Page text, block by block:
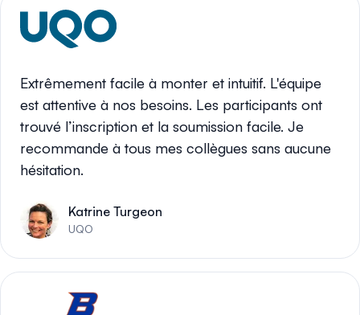
Extrêmement facile à monter et intuitif. L'équipe
est attentive à nos besoins. Les participants ont
trouvé l’inscription et la soumission facile. Je
recommande à tous mes collègues sans aucune
hésitation.
Katrine Turgeon
UQO